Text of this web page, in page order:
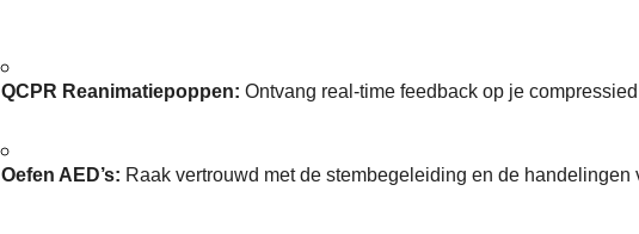
QCPR Reanimatiepoppen: Ontvang real-time feedback op je
Oefen AED’s: Raak vertrouwd met de stembegeleiding en de handelingen